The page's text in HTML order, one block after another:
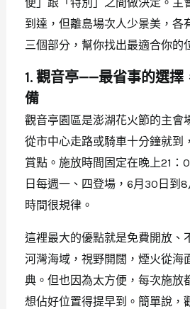
到達，但離島場次人少景美，各
三個部分，幫你找出最適合你的
1. 觀音亭——最省事的選擇
備
觀音亭園區是澎湖花火節的主會
從市中心走路或騎車十分鐘就到
賞點。施放時間固定在晚上21：
日每週一、四登場，6月30日到
時間很規律。
這裡最大的優點就是免費開放、
河灣海域，視野開闊，煙火從海
典。但也因為太方便，每次施放
想佔好位置得提早到。簡單說，